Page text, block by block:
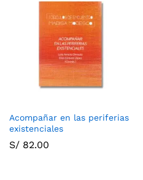
Acompañar en las periferias
existenciales
S/ 82.00